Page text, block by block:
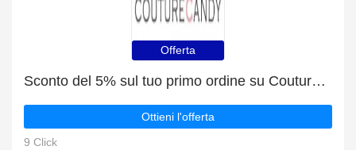
Offerta
Sconto del 5% sul tuo primo ordine su Couturecandy
Ottieni l'offerta
9 Click